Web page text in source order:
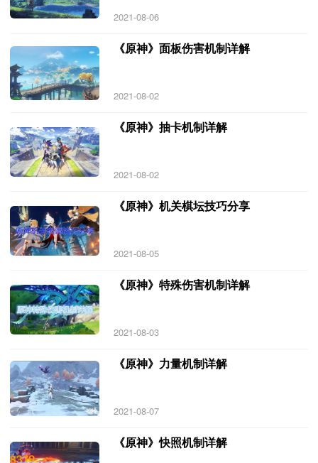
2021-08-06
《原神》面板伤害机制详解
2021-08-02
《原神》抽卡机制详解
2021-08-02
《原神》机关棋坛技巧分享
2021-08-05
《原神》特殊伤害机制详解
2021-08-03
《原神》力量机制详解
2021-08-07
《原神》快照机制详解